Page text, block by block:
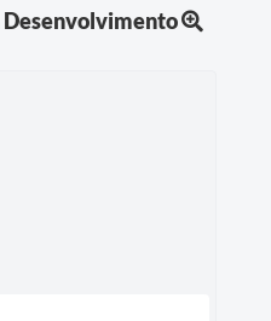
Desenvolvimento